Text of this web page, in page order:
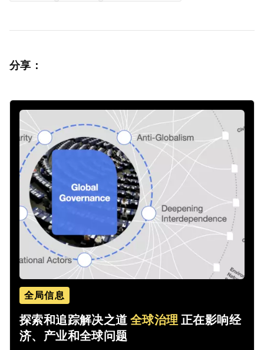
分享：
全局信息
探索和追踪解决之道全球治理 正在影响经
济、产业和全球问题